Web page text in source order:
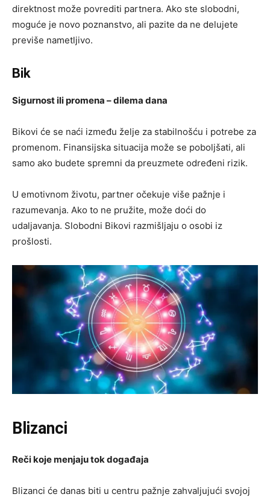
direktnost može povrediti partnera. Ako ste slobodni,
moguće je novo poznanstvo, ali pazite da ne delujete
previše nametljivo.
Bik
Sigurnost ili promena – dilema dana
Bikovi će se naći između želje za stabilnošću i potrebe za
promenom. Finansijska situacija može se poboljšati, ali
samo ako budete spremni da preuzmete određeni rizik.
U emotivnom životu, partner očekuje više pažnje i
razumevanja. Ako to ne pružite, može doći do
udaljavanja. Slobodni Bikovi razmišljaju o osobi iz
prošlosti.
Blizanci
Reči koje menjaju tok događaja
Blizanci će danas biti u centru pažnje zahvaljujući svojoj